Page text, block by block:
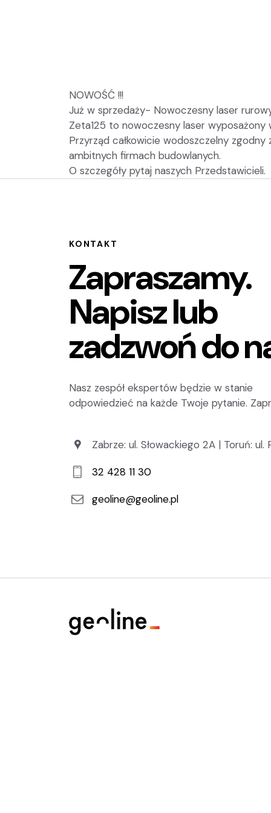
NOWOŚĆ !!!
Już w sprzedaży- Nowoczesny laser
Zeta125 to nowoczesny laser
Przyrząd całkowicie wodoszczelny
ambitnych firmach budowlanych.
O szczegóły pytaj naszych Przedstawicieli.
KONTAKT
Zapraszamy.
Napisz lub
zadzwoń do
Nasz zespół ekspertów będzie w stanie
odpowiedzieć na każde Twoje pytanie.
Zabrze: ul. Słowackiego 2A | Toruń: ul.
32 428 11 30
geoline@geoline.pl